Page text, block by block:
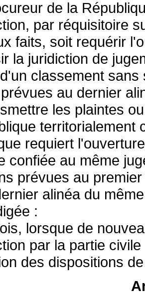
de la
par réquisitoire
faits, soit requérir
la juridiction de
classement
au dernier
les plaintes
territorialement
requiert
confiée au même
prévues au
alinéa du
:
lorsque de
par la partie
des dispositions